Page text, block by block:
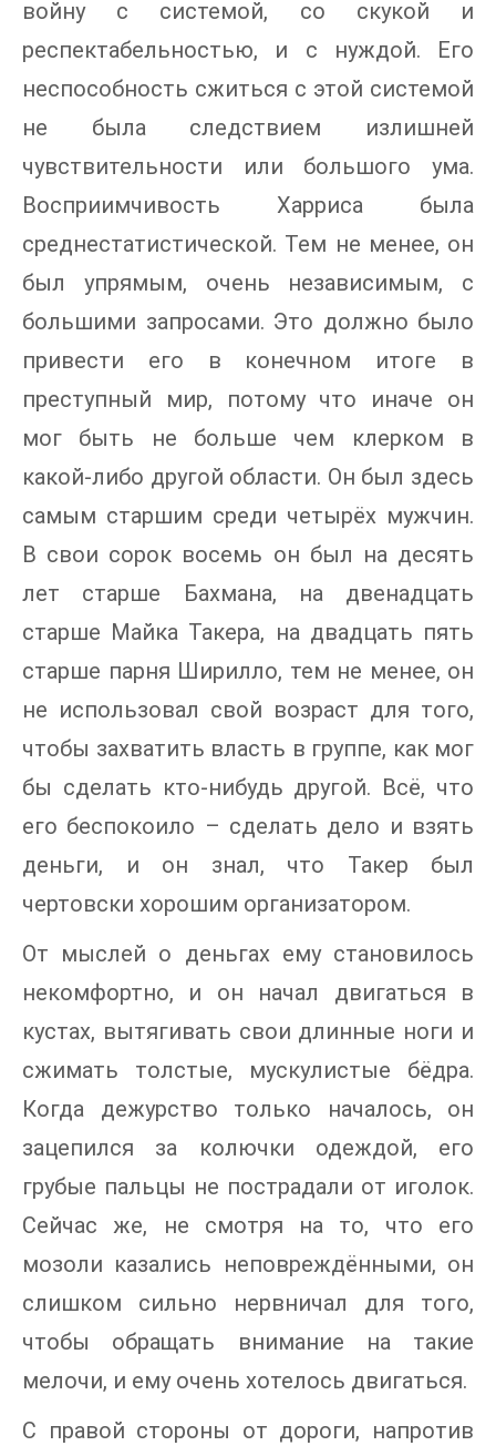
войну с системой, со скукой и
респектабельностью, и с нуждой. Его
неспособность сжиться с этой системой
не была следствием излишней
чувствительности или большого ума.
Восприимчивость Харриса была
среднестатистической. Тем не менее, он
был упрямым, очень независимым, с
большими запросами. Это должно было
привести его в конечном итоге в
преступный мир, потому что иначе он
мог быть не больше чем клерком в
какой-либо другой области. Он был здесь
самым старшим среди четырёх мужчин.
В свои сорок восемь он был на десять
лет старше Бахмана, на двенадцать
старше Майка Такера, на двадцать пять
старше парня Ширилло, тем не менее, он
не использовал свой возраст для того,
чтобы захватить власть в группе, как мог
бы сделать кто-нибудь другой. Всё, что
его беспокоило – сделать дело и взять
деньги, и он знал, что Такер был
чертовски хорошим организатором.
От мыслей о деньгах ему становилось
некомфортно, и он начал двигаться в
кустах, вытягивать свои длинные ноги и
сжимать толстые, мускулистые бёдра.
Когда дежурство только началось, он
зацепился за колючки одеждой, его
грубые пальцы не пострадали от иголок.
Сейчас же, не смотря на то, что его
мозоли казались неповреждёнными, он
слишком сильно нервничал для того,
чтобы обращать внимание на такие
мелочи, и ему очень хотелось двигаться.
С правой стороны от дороги, напротив